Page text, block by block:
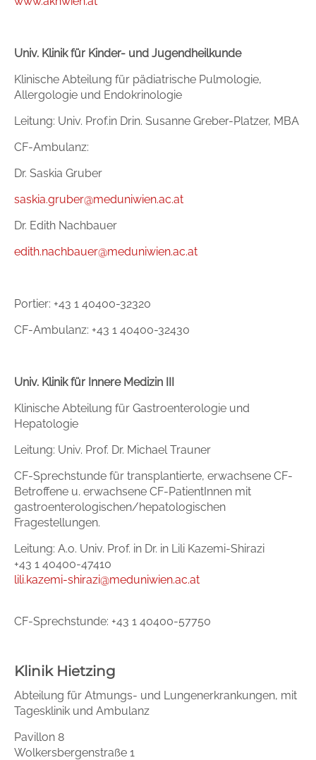
Univ. Klinik für Kinder- und Jugendheilkunde
Klinische Abteilung für pädiatrische Pulmologie,
Allergologie und Endokrinologie
Leitung: Univ. Prof.in Drin. Susanne Greber-Platzer, MBA
CF-Ambulanz:
Dr. Saskia Gruber
saskia.gruber@meduniwien.ac.at
Dr. Edith Nachbauer
edith.nachbauer@meduniwien.ac.at
Portier: +43 1 40400-32320
CF-Ambulanz: +43 1 40400-32430
Univ. Klinik für Innere Medizin III
Klinische Abteilung für Gastroenterologie und
Hepatologie
Leitung: Univ. Prof. Dr. Michael Trauner
CF-Sprechstunde für transplantierte, erwachsene CF-
Betroffene u. erwachsene CF-PatientInnen mit
gastroenterologischen/hepatologischen
Fragestellungen.
Leitung: A.o. Univ. Prof. in Dr. in Lili Kazemi-Shirazi
+43 1 40400-47410
lili.kazemi-shirazi@meduniwien.ac.at
CF-Sprechstunde: +43 1 40400-57750
Klinik Hietzing
Abteilung für Atmungs- und Lungenerkrankungen, mit
Tagesklinik und Ambulanz
Pavillon 8
Wolkersbergenstraße 1